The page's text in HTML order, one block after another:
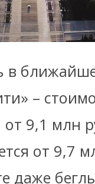
в
–
от 9,1 млн
от 9,7
даже